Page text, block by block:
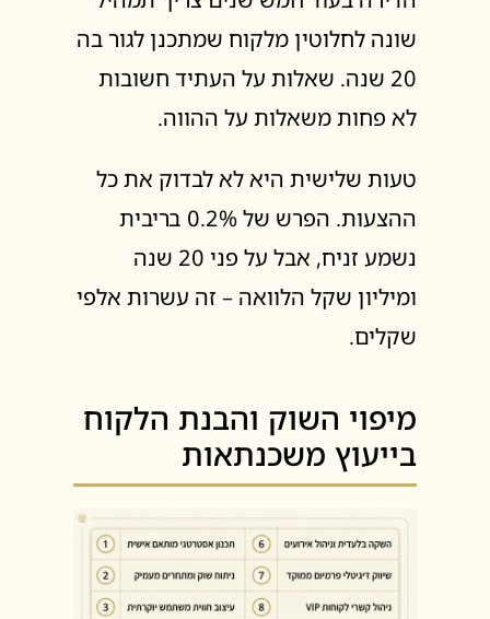
שונה לחלוטין מלקוח שמתכנן לגור בה
20 שנה. שאלות על העתיד חשובות
לא פחות משאלות על ההווה.
טעות שלישית היא לא לבדוק את כל
ההצעות. הפרש של 0.2% בריבית
נשמע זניח, אבל על פני 20 שנה
ומיליון שקל הלוואה – זה עשרות אלפי
שקלים.
מיפוי השוק והבנת הלקוח
בייעוץ משכנתאות